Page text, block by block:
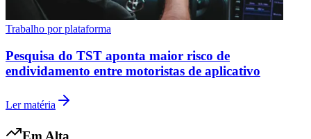
Trabalho por plataforma
Pesquisa do TST aponta maior risco de
endividamento entre motoristas de aplicativo
Ler matéria